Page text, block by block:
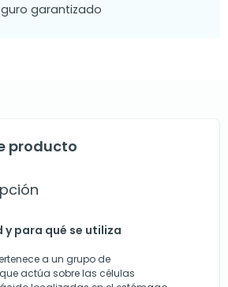
garantizado
producto
y para qué se utiliza
a un grupo de
actúa sobre las células